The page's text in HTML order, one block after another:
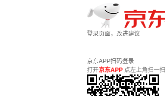
登录页面，改进建议
京东APP扫码登录
打开京东APP 点左上角扫一扫